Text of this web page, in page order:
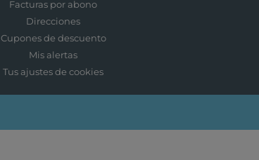
Facturas por abono
Direcciones
Cupones de descuento
Mis alertas
Tus ajustes de cookies